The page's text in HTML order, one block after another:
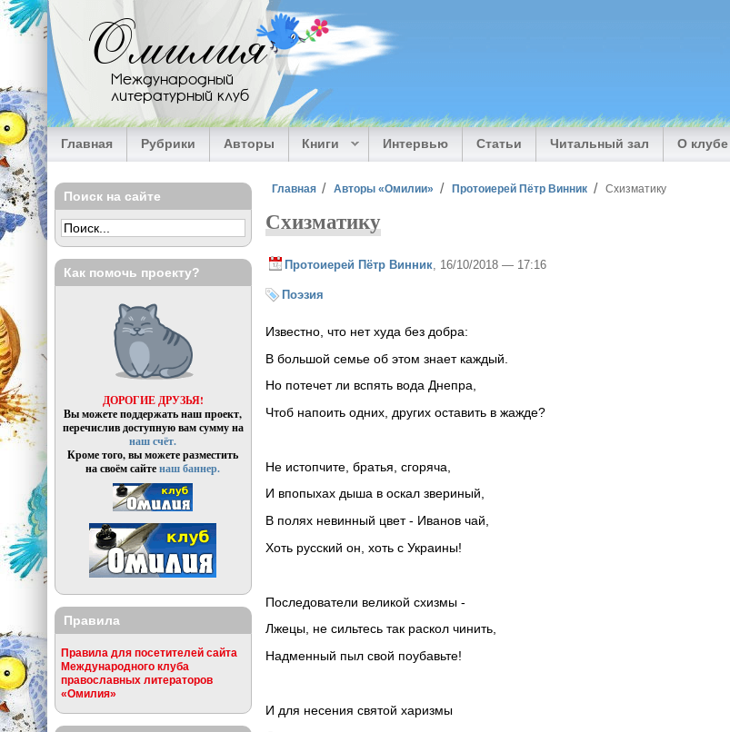
Перейти к основному содержанию
Омилия
Международный
литературный клуб
Главная Рубрики Авторы Книги Интервью Статьи Читальный зал О клубе
Вы здесь
Главная Авторы «Омилии» Протоиерей Пётр Винник Схизматику
Схизматику
Протоиерей Пётр Винник , 16/10/2018 — 17:16
Поэзия
Известно, что нет худа без добра:
В большой семье об этом знает каждый.
Но потечет ли вспять вода Днепра,
Чтоб напоить одних, других оставить в жажде?
Не истопчите, братья, сгоряча,
И впопыхах дыша в оскал звериный,
В полях невинный цвет - Иванов чай,
Хоть русский он, хоть с Украины!
Последователи великой схизмы -
Лжецы, не сильтесь так раскол чинить,
Надменный пыл свой поубавьте!
И для несения святой харизмы
Поиск на сайте
Как помочь проекту?
ДОРОГИЕ ДРУЗЬЯ!
Вы можете поддержать наш проект,
перечислив доступную вам сумму на
наш счёт.
Кроме того, вы можете разместить
на своём сайтенаш баннер.
Правила
Правила для посетителей сайта
Международного клуба
православных литераторов
«Омилия»